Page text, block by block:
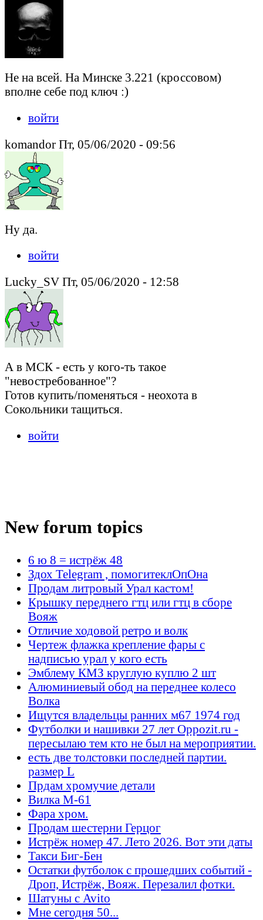
Не на всей. На Минске 3.221 (кроссовом)
вполне себе под ключ :)
войти
komandor Пт, 05/06/2020 - 09:56
Ну да.
войти
Lucky_SV Пт, 05/06/2020 - 12:58
А в МСК - есть у кого-ть такое
"невостребованное"?
Готов купить/поменяться - неохота в
Сокольники тащиться.
войти
New forum topics
6 ю 8 = истрёж 48
Здох Telegram , помогитеклОпОна
Продам литровый Урал кастом!
Крышку переднего гтц или гтц в сборе
Вояж
Отличие ходовой ретро и волк
Чертеж флажка крепление фары с
надписью урал у кого есть
Эмблему КМЗ круглую куплю 2 шт
Алюминиевый обод на переднее колесо
Волка
Ищутся владельцы ранних м67 1974 год
Футболки и нашивки 27 лет Oppozit.ru -
пересылаю тем кто не был на мероприятии.
есть две толстовки последней партии.
размер L
Прдам хромучие детали
Вилка М-61
Фара хром.
Продам шестерни Герцог
Истрёж номер 47. Лето 2026. Вот эти даты
Такси Биг-Бен
Остатки футболок с прошедших событий -
Дроп, Истрёж, Вояж. Перезалил фотки.
Шатуны с Avito
Мне сегодня 50...